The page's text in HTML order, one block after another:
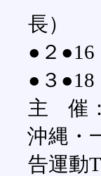
長）
●２
●３●18
主 催
沖縄・
告運動